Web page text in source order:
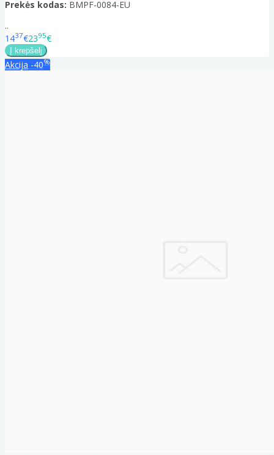
Prekės kodas: BMPF-0084-EU
..
1437€2395€
Akcija -40%